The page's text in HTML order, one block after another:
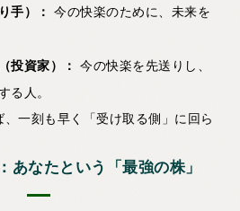
手）：
今の快楽のために、未来を
投資家）：
今の快楽を先送りし、
る人。
一刻も早く「受け取る側」に回ら
あなたという「最強の株」